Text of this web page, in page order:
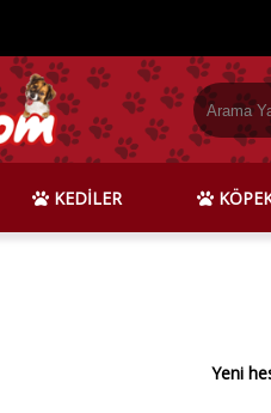
KEDİLER
Yeni